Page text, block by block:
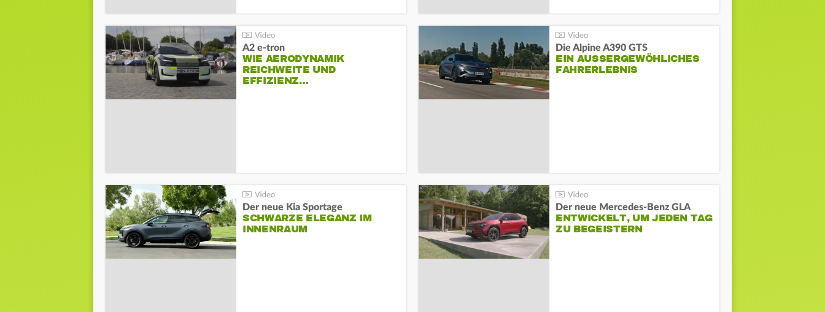
A2 e-tron
WIE AERODYNAMIK
REICHWEITE UND
EFFIZIENZ…
Die Alpine A390 GTS
EIN AUSSERGEWÖHLICHES F
AHRERLEBNIS
Der neue Kia Sportage
SCHWARZE ELEGANZ IM
INNENRAUM
Der neue Mercedes-Benz GLA
ENTWICKELT, UM JEDEN TAG
ZU BEGEISTERN